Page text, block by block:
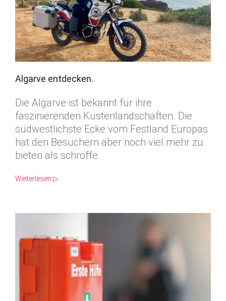
Algarve entdecken.
Die Algarve ist bekannt für ihre
faszinierenden Küstenlandschaften. Die
südwestlichste Ecke vom Festland Europas
hat den Besuchern aber noch viel mehr zu
bieten als schroffe
Weiterlesen ▷